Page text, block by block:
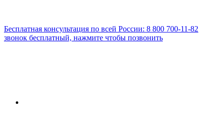
Бесплатная консультация по всей России: 8 800 700-11-82
звонок бесплатный, нажмите чтобы позвонить